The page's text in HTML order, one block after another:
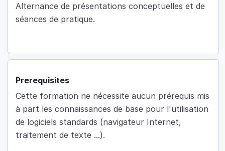
Alternance de présentations conceptuelles et de
séances de pratique.
Prerequisites
Cette formation ne nécessite aucun prérequis mis
à part les connaissances de base pour l'utilisation
de logiciels standards (navigateur Internet,
traitement de texte ...).